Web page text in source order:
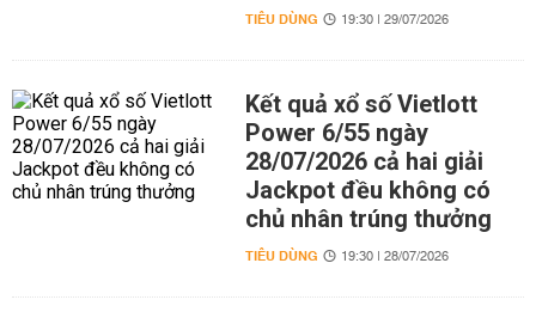
TIÊU DÙNG 19:30 | 29/07/2026
Kết quả xổ số Vietlott
Power 6/55 ngày
28/07/2026 cả hai giải
Jackpot đều không có
chủ nhân trúng thưởng
TIÊU DÙNG 19:30 | 28/07/2026